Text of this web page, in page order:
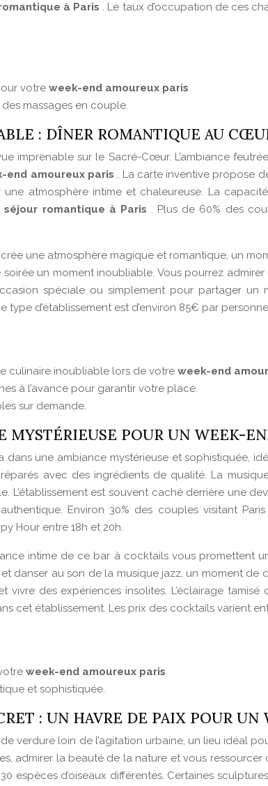
à Paris . Le taux d’occupation de ces
votre week-end amoureux paris
massages en couple.
: DÎNER ROMANTIQUE AU
imprenable sur le Sacré-Cœur. L’ambiance
end amoureux paris . La carte inventive propose
atmosphère intime et chaleureuse. La
séjour romantique à Paris . Plus de 60% des
une atmosphère magique et romantique, un
un moment inoubliable. Vous pourrez
spéciale ou simplement pour partager
type d’établissement est d’environ 85€ par
culinaire inoubliable lors de votre week-end
à l’avance pour garantir votre place.
sur demande.
MYSTÉRIEUSE POUR UN WEEK-
une ambiance mystérieuse et sophistiquée,
avec des ingrédients de qualité. La
L’établissement est souvent caché derrière une
Environ 30% des couples visitant
Hour entre 18h et 20h.
intime de ce bar à cocktails vous promettent
danser au son de la musique jazz, un moment
des expériences insolites. L’éclairage
cet établissement. Les prix des cocktails varient
week-end amoureux paris
et sophistiquée.
: UN HAVRE DE PAIX POUR
verdure loin de l’agitation urbaine, un lieu idéal
admirer la beauté de la nature et vous
espèces d’oiseaux différentes. Certaines